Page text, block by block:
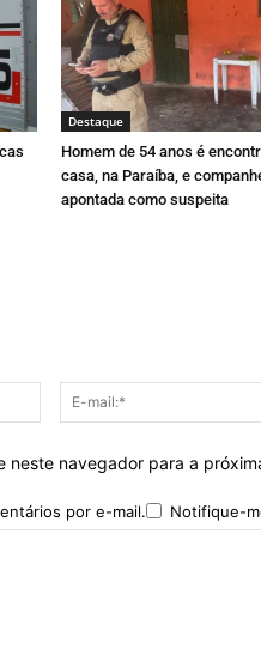
Destaque
Homem de 54 anos é
casa, na Paraíba, e
apontada como suspeita
Nome:*
neste navegador para a
por e-mail. Notifique-